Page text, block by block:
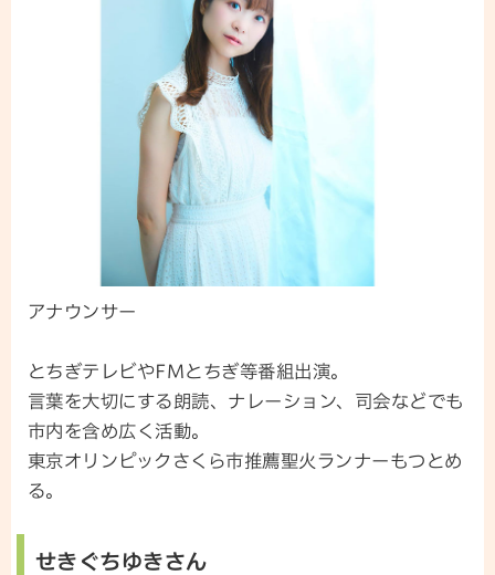
アナウンサー
とちぎテレビやFMとちぎ等番組出演。
言葉を大切にする朗読、ナレーション、司会などでも
市内を含め広く活動。
東京オリンピックさくら市推薦聖火ランナーもつとめ
る。
せきぐちゆきさん